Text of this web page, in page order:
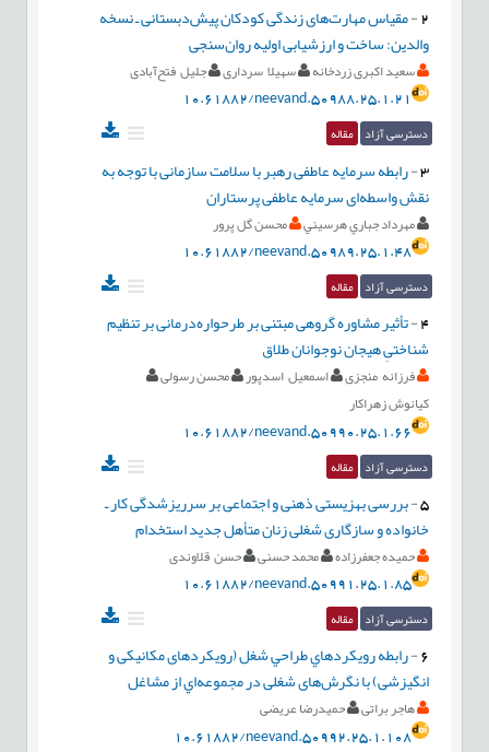
2
-مقیاس مهارت‌های زندگی کودکان پیش‌دبستانی ـ نسخه
والدین: ساخت و ارزشیابی اولیه روان‌سنجی
سعید اکبری زردخانه سهیلا سرداری جلیل فتح‌آبادی
10.61882/neevand.50988.25.1.21
دسترسی آزاد مقاله
3
-رابطه سرمایه عاطفی رهبر با سلامت سازمانی با توجه به
نقش واسطه‌ای سرمایه عاطفی پرستاران
مهرداد جباري هرسيني محسن گل پرور
10.61882/neevand.50989.25.1.48
دسترسی آزاد مقاله
4
-تأثیر مشاوره گروهی مبتنی بر طرحواره‌درمانی بر تنظیم
شناختیِ هیجان نوجوانان طلاق
فرزانه منجزی اسمعيل اسدپور
محسن رسولی
کیانوش زهراکار
10.61882/neevand.50990.25.1.66
دسترسی آزاد مقاله
5
-بررسی بهزیستی ذهنی و اجتماعی بر سرریزشدگی کار ـ
خانواده و سازگاری شغلی زنان متأهل جدید استخدام
حمیده جعفرزاده محمد حسنی حسن قلاوندی
10.61882/neevand.50991.25.1.85
دسترسی آزاد مقاله
6
-رابطه رويکردهاي طراحي شغل (رویکردهای مکانیکی و
انگیزشی) با نگرش‌های شغلی در مجموعه‌اي از مشاغل
هاجر براتی حمیدرضا عریضی
10.61882/neevand.50992.25.1.108